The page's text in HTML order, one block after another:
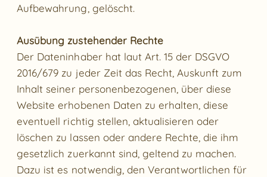
Aufbewahrung, gelöscht.
Ausübung zustehender Rechte
Der Dateninhaber hat laut Art. 15 der DSGVO
2016/679 zu jeder Zeit das Recht, Auskunft zum
Inhalt seiner personenbezogenen, über diese
Website erhobenen Daten zu erhalten, diese
eventuell richtig stellen, aktualisieren oder
löschen zu lassen oder andere Rechte, die ihm
gesetzlich zuerkannt sind, geltend zu machen.
Dazu ist es notwendig, den Verantwortlichen für